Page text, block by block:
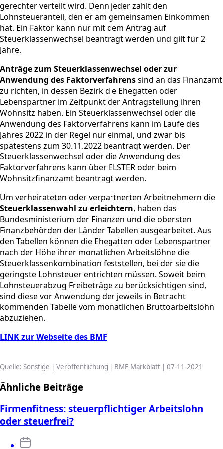
gerechter verteilt wird. Denn jeder zahlt den
Lohnsteueranteil, den er am gemeinsamen Einkommen
hat. Ein Faktor kann nur mit dem Antrag auf
Steuerklassenwechsel beantragt werden und gilt für 2
Jahre.
Anträge zum Steuerklassenwechsel oder zur
Anwendung des Faktorverfahrenssind an das Finanzamt
zu richten, in dessen Bezirk die Ehegatten oder
Lebenspartner im Zeitpunkt der Antragstellung ihren
Wohnsitz haben. Ein Steuerklassenwechsel oder die
Anwendung des Faktorverfahrens kann im Laufe des
Jahres 2022 in der Regel nur einmal, und zwar bis
spätestens zum 30.11.2022 beantragt werden. Der
Steuerklassenwechsel oder die Anwendung des
Faktorverfahrens kann über ELSTER oder beim
Wohnsitzfinanzamt beantragt werden.
Um verheirateten oder verpartnerten Arbeitnehmern die
Steuerklassenwahl zu erleichtern, haben das
Bundesministerium der Finanzen und die obersten
Finanzbehörden der Länder Tabellen ausgearbeitet. Aus
den Tabellen können die Ehegatten oder Lebenspartner
nach der Höhe ihrer monatlichen Arbeitslöhne die
Steuerklassenkombination feststellen, bei der sie die
geringste Lohnsteuer entrichten müssen. Soweit beim
Lohnsteuerabzug Freibeträge zu berücksichtigen sind,
sind diese vor Anwendung der jeweils in Betracht
kommenden Tabelle vom monatlichen Bruttoarbeitslohn
abzuziehen.
LINK zur Webseite des BMF
Quelle: Sonstige | Veröffentlichung | BMF-Markblatt | 07-11-2021
Ähnliche Beiträge
Firmenfitness: steuerpflichtiger Arbeitslohn
oder steuerfrei?